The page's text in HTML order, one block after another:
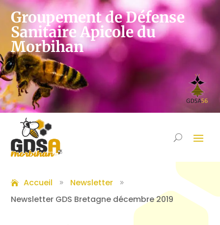
Groupement de Défense
Sanitaire Apicole du
Morbihan
Accueil 9 Newsletter 9
Newsletter GDS Bretagne décembre 2019